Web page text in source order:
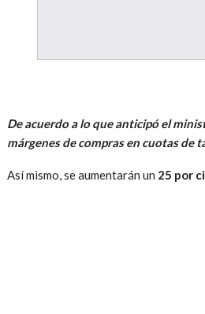
De acuerdo a lo que anticipó el
márgenes de compras en cuotas de
Así mismo, se aumentarán un 25 por